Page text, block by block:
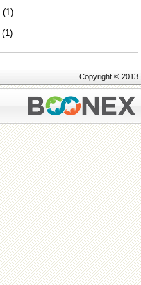
(1)
(1)
Copyright © 2013